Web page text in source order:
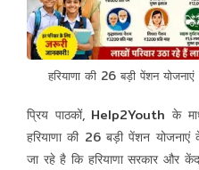
हरियाणा की 26 बड़ी पेंशन
प्रिय पाठकों, Help2Youth के
हरियाणा की 26 बड़ी पेंशन योजनाएं
जा रहे है कि हरियाणा सरकार और